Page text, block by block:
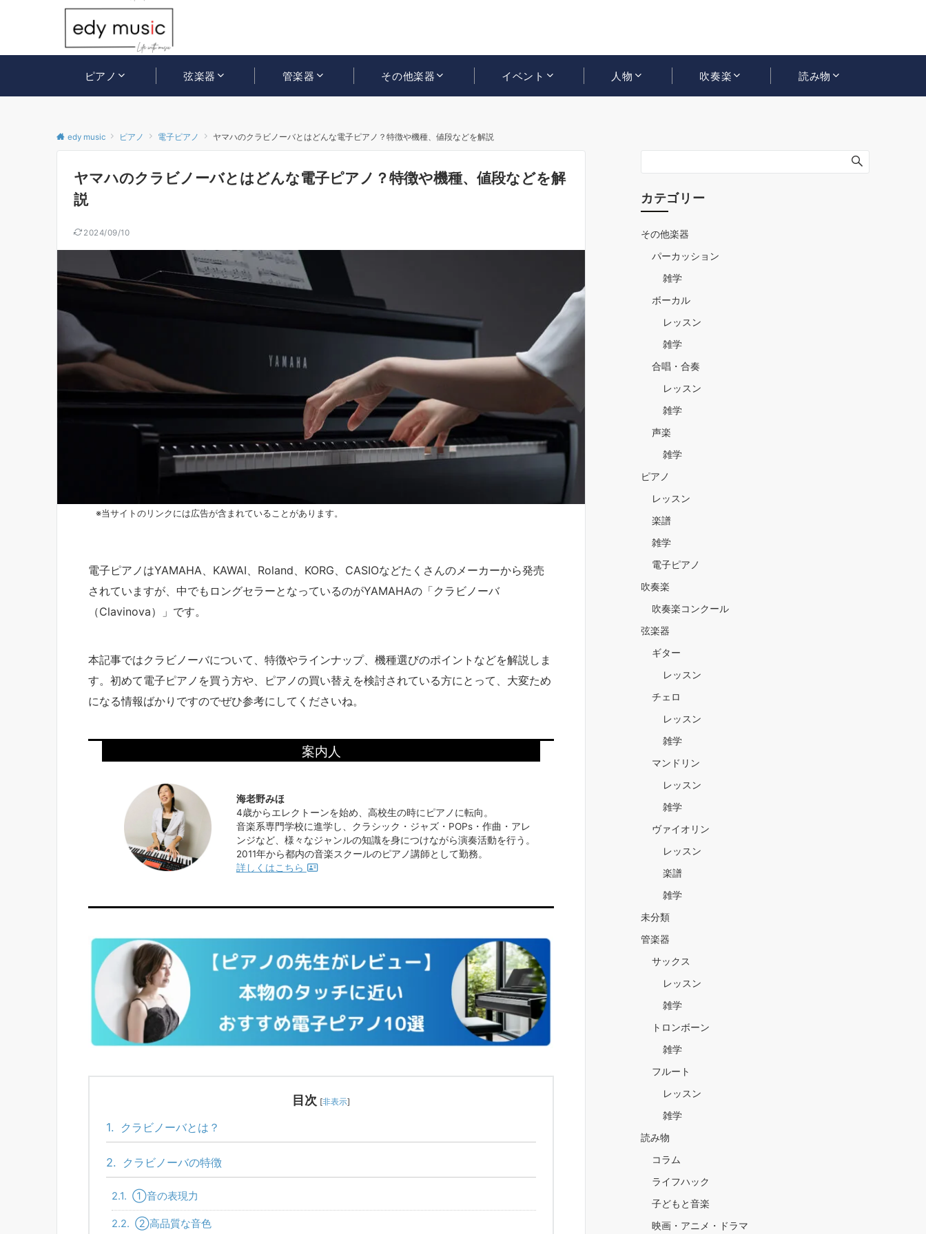
ピアノ 弦楽器 管楽器 その他楽器 イベント 人物 吹奏楽 読み物
edy music ピアノ 電子ピアノ ヤマハのクラビノーバとはどんな電子ピアノ？特徴や機種、値段などを解説
ヤマハのクラビノーバとはどんな電子ピアノ？特徴や機種、値段などを解
説
2024/09/10
※当サイトのリンクには広告が含まれていることがあります。
電子ピアノはYAMAHA、KAWAI、Roland、KORG、CASIOなどたくさんのメーカーから発売
されていますが、中でもロングセラーとなっているのがYAMAHAの「クラビノーバ
（Clavinova）」です。
本記事ではクラビノーバについて、特徴やラインナップ、機種選びのポイントなどを解説しま
す。初めて電子ピアノを買う方や、ピアノの買い替えを検討されている方にとって、大変ため
になる情報ばかりですのでぜひ参考にしてくださいね。
案内人
海老野みほ
4歳からエレクトーンを始め、高校生の時にピアノに転向。
音楽系専門学校に進学し、クラシック・ジャズ・POPs・作曲・アレ
ンジなど、様々なジャンルの知識を身につけながら演奏活動を行う。
2011年から都内の音楽スクールのピアノ講師として勤務。
詳しくはこちら
目次 [非表示]
1. クラビノーバとは？
2. クラビノーバの特徴
2.1. ①音の表現力
2.2. ②高品質な音色
カテゴリー
その他楽器
パーカッション
雑学
ボーカル
レッスン
雑学
合唱・合奏
レッスン
雑学
声楽
雑学
ピアノ
レッスン
楽譜
雑学
電子ピアノ
吹奏楽
吹奏楽コンクール
弦楽器
ギター
レッスン
チェロ
レッスン
雑学
マンドリン
レッスン
雑学
ヴァイオリン
レッスン
楽譜
雑学
未分類
管楽器
サックス
レッスン
雑学
トロンボーン
雑学
フルート
レッスン
雑学
読み物
コラム
ライフハック
子どもと音楽
映画・アニメ・ドラマ